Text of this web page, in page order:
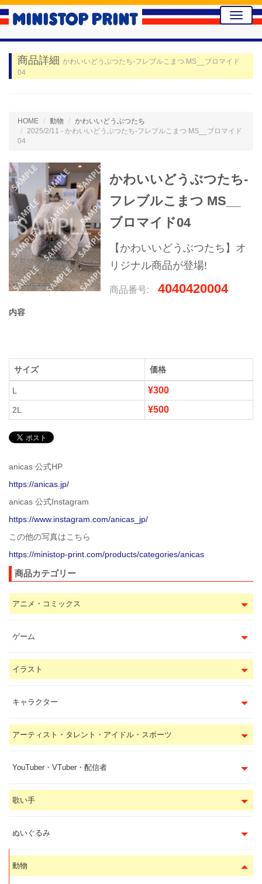
Toggle
商品詳細 かわいいどうぶつたち-フレブルこまつ MS__ブロマイド
04
HOME 動物
かわいいどうぶつたち
2025/2/11 - かわいいどうぶつたち-フレブルこまつ MS__ブロマイド
04
かわいいどうぶつたち-
フレブルこまつ MS__
ブロマイド04
【かわいいどうぶつたち】オ
リジナル商品が登場!
商品番号: 4040420004
内容
サイズ 価格
L ¥300
2L ¥500
anicas 公式HP
https://anicas.jp/
anicas 公式Instagram
https://www.instagram.com/anicas_jp/
この他の写真はこちら
https://ministop-print.com/products/categories/anicas
商品カテゴリー
アニメ・コミックス
ゲーム
イラスト
キャラクター
アーティスト・タレント・アイドル・スポーツ
YouTuber・VTuber・配信者
歌い手
ぬいぐるみ
動物